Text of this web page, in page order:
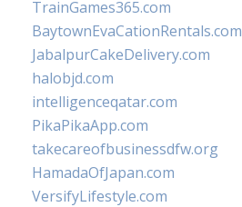
TrainGames365.com
BaytownEvaCationRentals.com
JabalpurCakeDelivery.com
halobjd.com
intelligenceqatar.com
PikaPikaApp.com
takecareofbusinessdfw.org
HamadaOfJapan.com
VersifyLifestyle.com